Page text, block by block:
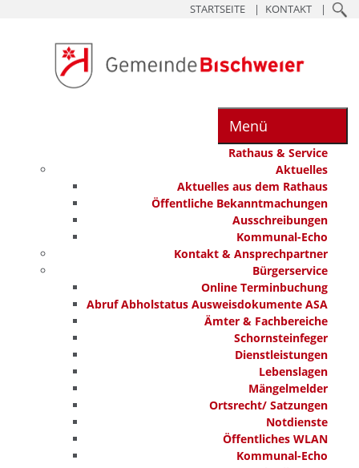
STARTSEITE KONTAKT
Menü
Rathaus & Service
Aktuelles
Aktuelles aus dem Rathaus
Öffentliche Bekanntmachungen
Ausschreibungen
Kommunal-Echo
Kontakt & Ansprechpartner
Bürgerservice
Online Terminbuchung
Abruf Abholstatus Ausweisdokumente ASA
Ämter & Fachbereiche
Schornsteinfeger
Dienstleistungen
Lebenslagen
Mängelmelder
Ortsrecht/ Satzungen
Notdienste
Öffentliches WLAN
Kommunal-Echo